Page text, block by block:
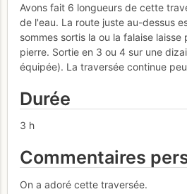
Avons fait 6 longueurs de cette
de l'eau. La route juste au-dessus
sommes sortis la ou la falaise laisse
pierre. Sortie en 3 ou 4 sur une
équipée). La traversée continue
Durée
3 h
Commentaires
On a adoré cette traversée.